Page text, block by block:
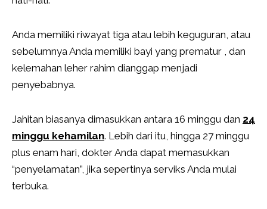
Anda memiliki riwayat tiga atau lebih keguguran, atau
sebelumnya Anda memiliki bayi yang prematur , dan
kelemahan leher rahim dianggap menjadi
penyebabnya.
Jahitan biasanya dimasukkan antara 16 minggu dan 24
minggu kehamilan. Lebih dari itu, hingga 27 minggu
plus enam hari, dokter Anda dapat memasukkan
“penyelamatan”, jika sepertinya serviks Anda mulai
terbuka.